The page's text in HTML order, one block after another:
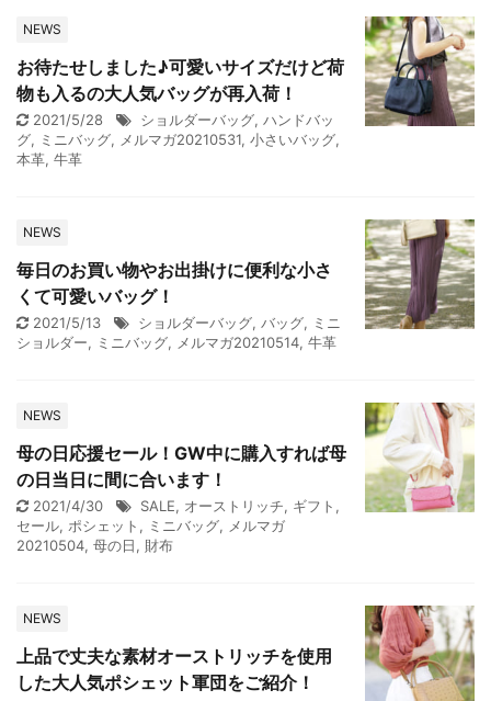
NEWS
お待たせしました♪可愛いサイズだけど荷
物も入るの大人気バッグが再入荷！
2021/5/28 ショルダーバッグ, ハンドバッ
グ, ミニバッグ, メルマガ20210531, 小さいバッグ,
本革, 牛革
NEWS
毎日のお買い物やお出掛けに便利な小さ
くて可愛いバッグ！
2021/5/13 ショルダーバッグ, バッグ, ミニ
ショルダー, ミニバッグ, メルマガ20210514, 牛革
NEWS
母の日応援セール！GW中に購入すれば母
の日当日に間に合います！
2021/4/30 SALE, オーストリッチ, ギフト ,
セール, ポシェット , ミニバッグ, メルマガ
20210504, 母の日, 財布
NEWS
上品で丈夫な素材オーストリッチを使用
した大人気ポシェット軍団をご紹介！